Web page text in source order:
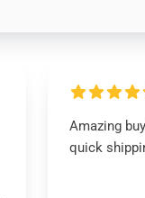
Amazing
quick